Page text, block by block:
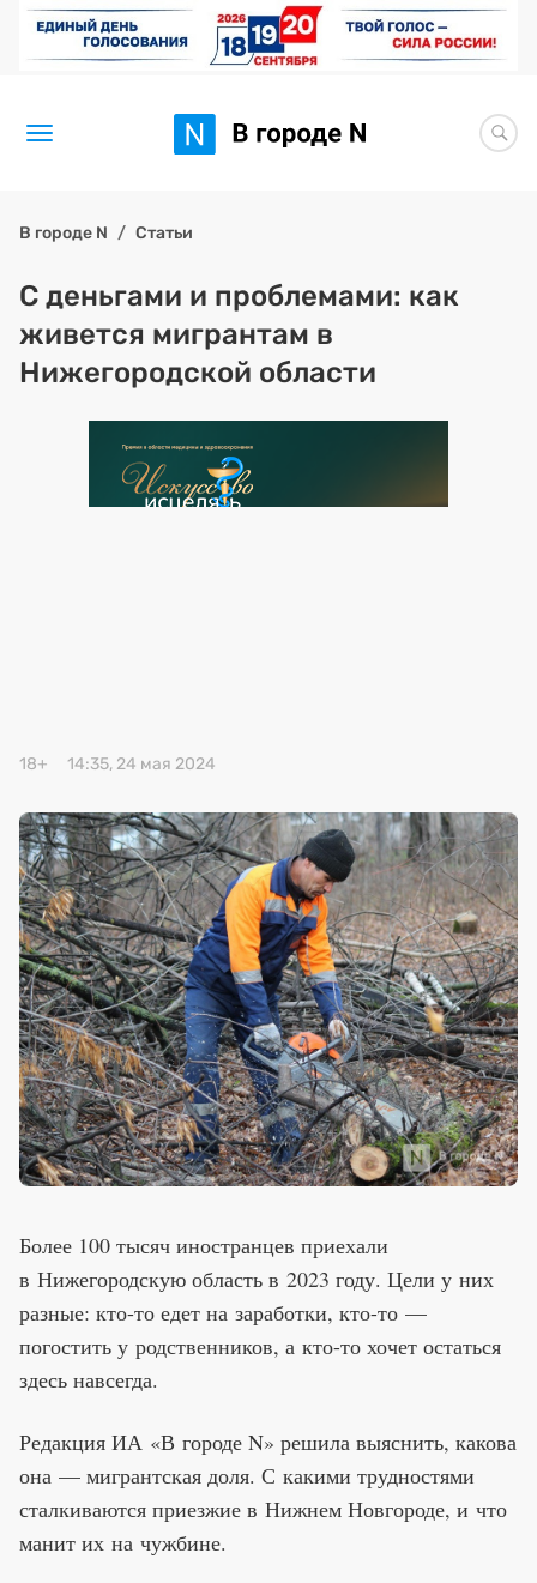
Статьи
Здоровье
BORЩ
Премия 2026 (текущая)
В городе N Статьи
С деньгами и проблемами: как
живется мигрантам в
Нижегородской области
18+ 14:35, 24 мая 2024
Более 100 тысяч иностранцев приехали
в Нижегородскую область в 2023 году. Цели у них
разные: кто-то едет на заработки, кто-то —
погостить у родственников, а кто-то хочет остаться
здесь навсегда.
Редакция ИА «В городе N» решила выяснить, какова
она — мигрантская доля. С какими трудностями
сталкиваются приезжие в Нижнем Новгороде, и что
манит их на чужбине.